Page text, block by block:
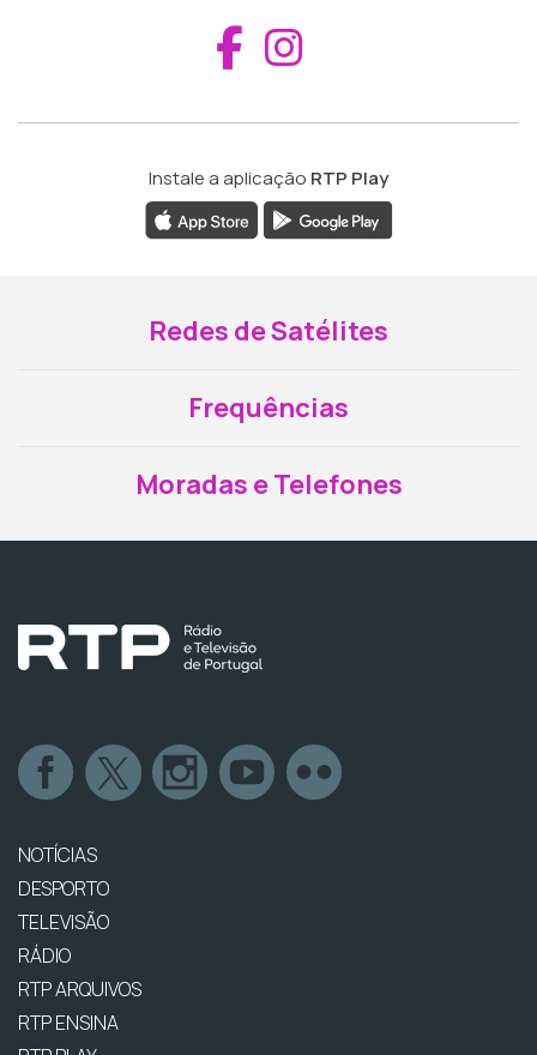
Aceder ao
Instale a aplicação RTP Play
Redes de Satélites
Frequências
Moradas e Telefones
NOTÍCIAS
DESPORTO
TELEVISÃO
RÁDIO
RTP ARQUIVOS
RTP ENSINA